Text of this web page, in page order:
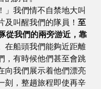
」我們情不自禁地大叫
及叫醒我們的隊員！ 至
從我們的兩旁游近，靠
在船頭我們能夠近距離
，有時候他們甚至會跳
向我們展示着他們漂亮
刻，整趟旅程即使再辛